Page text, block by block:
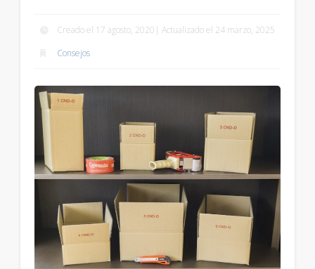
Creado el 17 agosto, 2020| Actualizado el 24 marzo, 2025
Consejos